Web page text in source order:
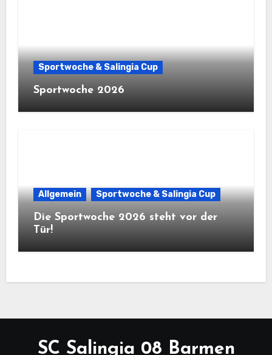
Sportwoche & Salingia Cup
Sportwoche 2026
Allgemein Sportwoche & Salingia Cup
Die Sportwoche 2026 steht vor der
Tür!
SC Salingia 08 Barmen